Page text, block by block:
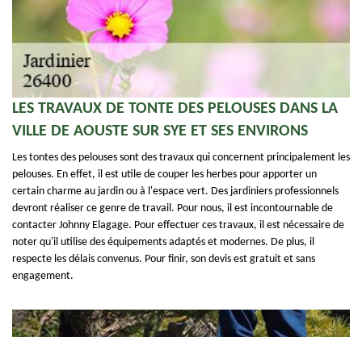
LES TRAVAUX DE TONTE DES PELOUSES DANS LA
VILLE DE AOUSTE SUR SYE ET SES ENVIRONS
Les tontes des pelouses sont des travaux qui concernent principalement les
pelouses. En effet, il est utile de couper les herbes pour apporter un
certain charme au jardin ou à l'espace vert. Des jardiniers professionnels
devront réaliser ce genre de travail. Pour nous, il est incontournable de
contacter Johnny Elagage. Pour effectuer ces travaux, il est nécessaire de
noter qu'il utilise des équipements adaptés et modernes. De plus, il
respecte les délais convenus. Pour finir, son devis est gratuit et sans
engagement.